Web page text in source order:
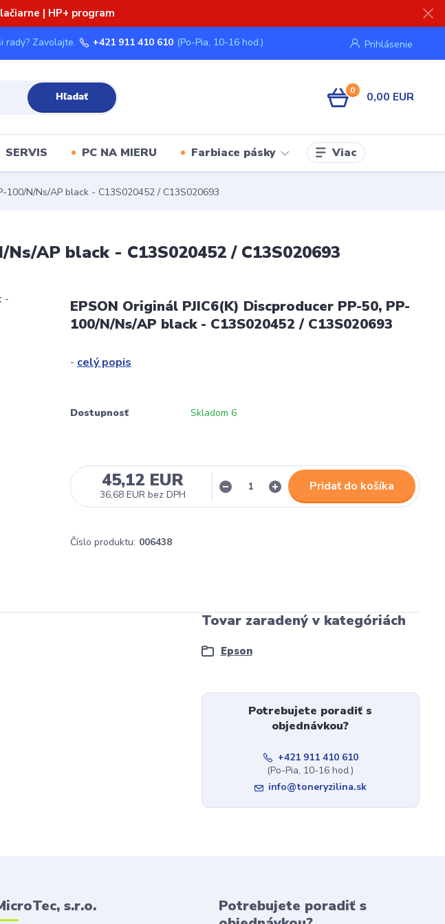
| HP+ program
Prihlásenie
Hľadať
rady? Zavolajte. +421 911 410 610 (Po-Pia, 10-16 hod.)
0 0,00 EUR
SERVIS PC NA MIERU Farbiace pásky Viac
100/N/Ns/AP black - C13S020452 / C13S020693
AP black - C13S020452 / C13S020693
EPSON Originál PJIC6(K) Discproducer PP-50, PP-
100/N/Ns/AP black - C13S020452 / C13S020693
- celý popis
Dostupnosť Skladom 6
45,12 EUR
36,68 EUR bez DPH
Pridať do košíka
Číslo produktu: 006438
Tovar zaradený v kategóriách
Epson
Potrebujete poradiť s
objednávkou?
+421 911 410 610
(Po-Pia, 10-16 hod.)
info@toneryzilina.sk
s.r.o.
Potrebujete poradiť s